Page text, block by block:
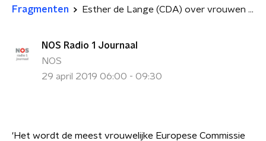
Fragmenten Esther de Lange (CDA) over vrouwen in de Europese Commissie
NOS Radio 1 Journaal
NOS
29 april 2019 06:00 - 09:30
'Het wordt de meest vrouwelijke Europese Commissie